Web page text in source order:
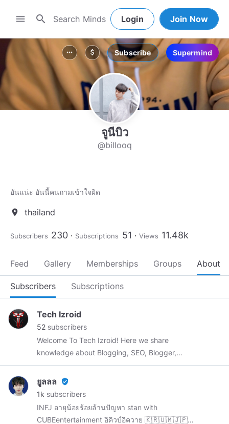
menu search Login Join Now
more_horiz attach_money Subscribe Supermind
จูนีบิว
@billooq
อันแน่ะ อันนี้คนถามเข้าใจผิด
location_on thailand
Subscribers 230 Subscriptions 51 Views 11.48k
Feed Gallery Memberships Groups About
Subscribers Subscriptions
Tech Izroid
52 subscribers
Welcome To Tech Izroid! Here we share
knowledge about Blogging, SEO, Blogger,
Adsense Info, WordPress, Technology and
much more!
ยูลลล verified_user
1k subscribers
INFJ อายุน้อยร้อยล้านปัญหา stan with
CUBEentertainment อิคิวบ์อิควาย 🇰🇷🇺🇲🇯🇵